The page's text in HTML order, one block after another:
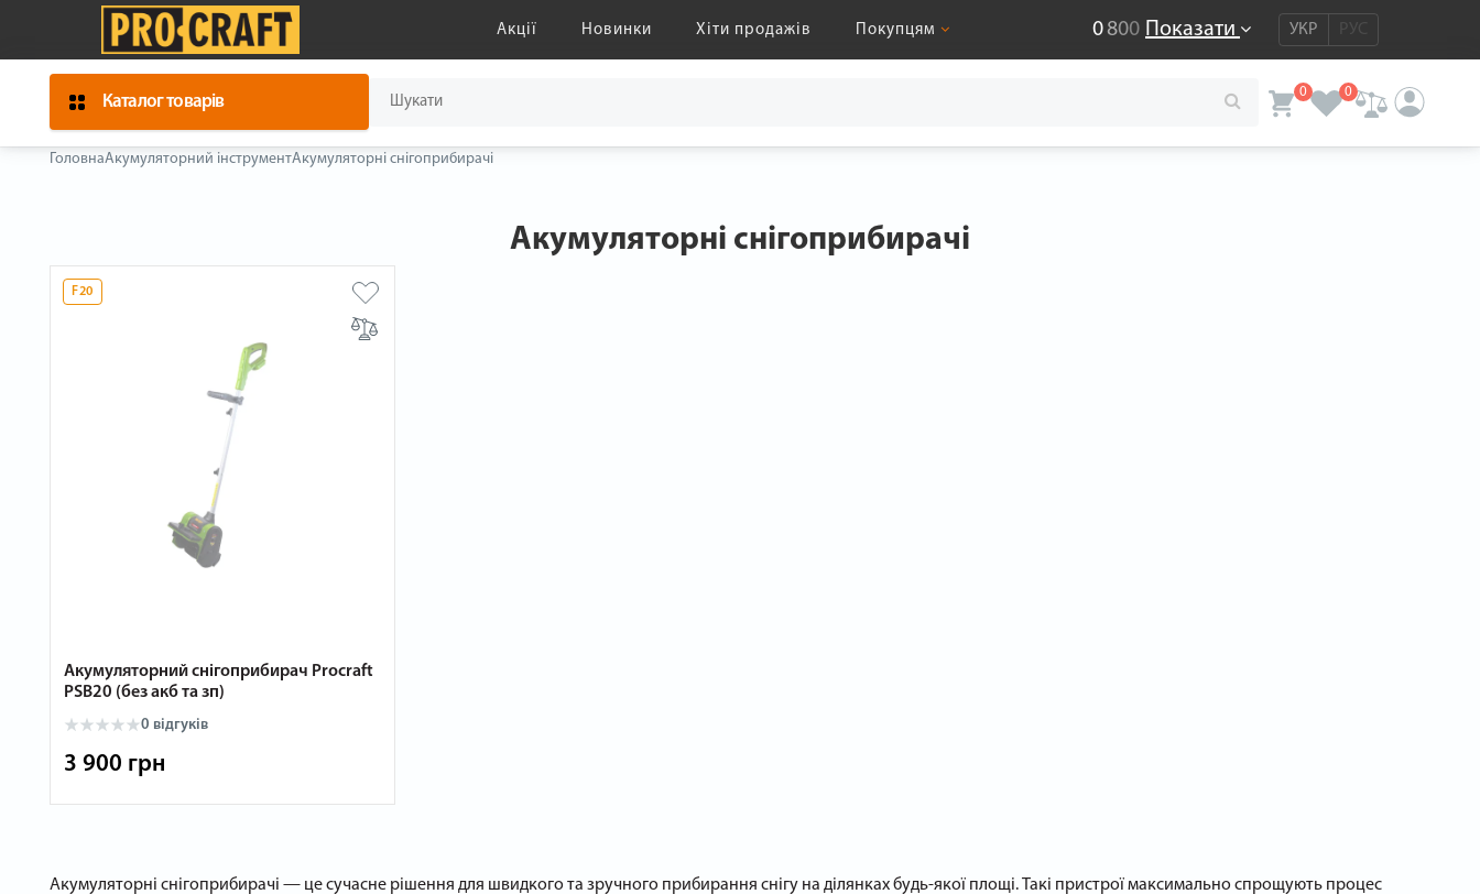
Акції Новинки Хіти продажів Покупцям 0800 Показати УКР РУС
Каталог товарів
0 0
ГоловнаАкумуляторний інструментАкумуляторні снігоприбирачі
Акумуляторні снігоприбирачі
F20
Акумуляторний снігоприбирач Procraft
PSB20 (без акб та зп)
0 відгуків
3 900 грн
Акумуляторні снігоприбирачі — це сучасне рішення для швидкого та зручного прибирання снігу на ділянках будь-якої площі. Такі пристрої максимально спрощують процес